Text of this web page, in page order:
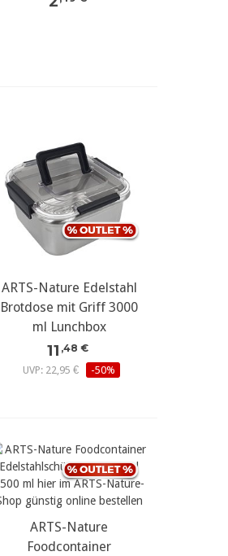
ARTS-Nature Edelstahl
Brotdose mit Griff 3000
ml Lunchbox
11 ,48 €
UVP: 22,95 €
-50%
ARTS-Nature
Foodcontainer